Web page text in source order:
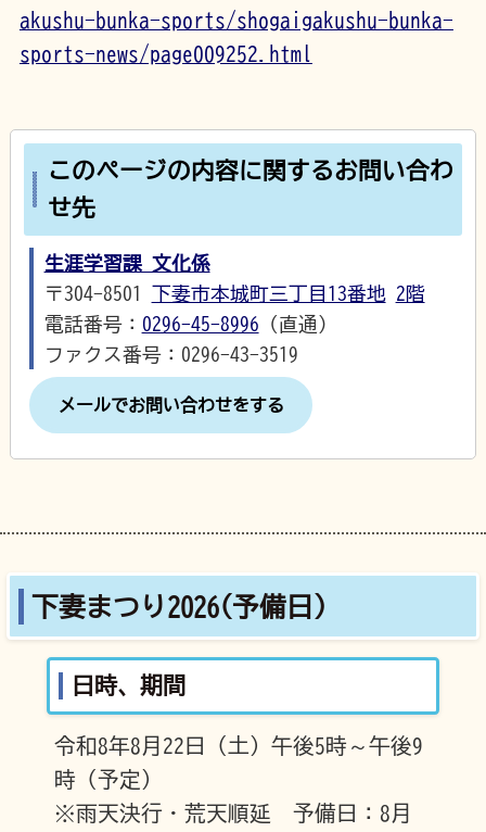
akushu-bunka-sports/shogaigakushu-bunka-
sports-news/page009252.html
このページの内容に関するお問い合わ
せ先
生涯学習課 文化係
〒304-8501 下妻市本城町三丁目13番地 2階
電話番号： 0296-45-8996 （直通）
ファクス番号：0296-43-3519
メールでお問い合わせをする
下妻まつり2026(予備日)
日時、期間
令和8年8月22日（土）午後5時～午後9
時（予定）
※雨天決行・荒天順延 予備日：8月